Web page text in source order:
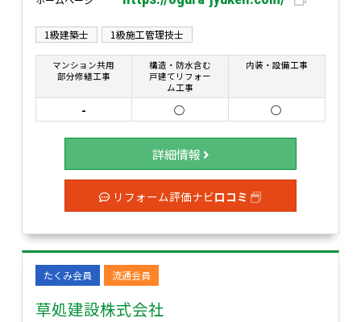
1級建築士 1級施工管理技士
マンション共用
部分修繕工事
構造・防水含む
戸建てリフォー
ム工事
内装・設備工事
- ○ ○
詳細情報
リフォーム評価ナビ口コミ
草処建設株式会社
たくみ会員 流通会員